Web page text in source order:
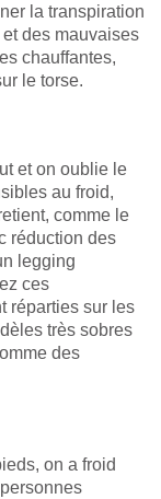
la transpiration
des mauvaises
chauffantes,
le torse.
et on oublie le
au froid,
comme le
réduction des
legging
ces
réparties sur les
très sobres
des
on a froid